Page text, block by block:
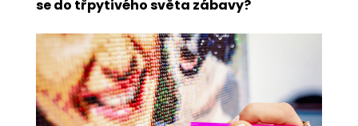
se do třpytivého světa zábavy?